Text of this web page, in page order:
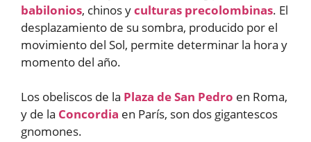
babilonios, chinos yculturas precolombinas. El
desplazamiento de su sombra, producido por el
movimiento del Sol, permite determinar la hora y
momento del año.
Los obeliscos de la Plaza de San Pedro en Roma,
y de la Concordia en París, son dos gigantescos
gnomones.